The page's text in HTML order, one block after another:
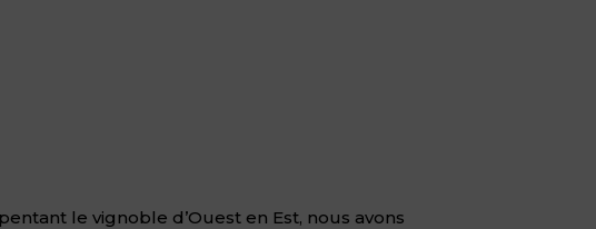
le vignoble d’Ouest en Est, nous avons